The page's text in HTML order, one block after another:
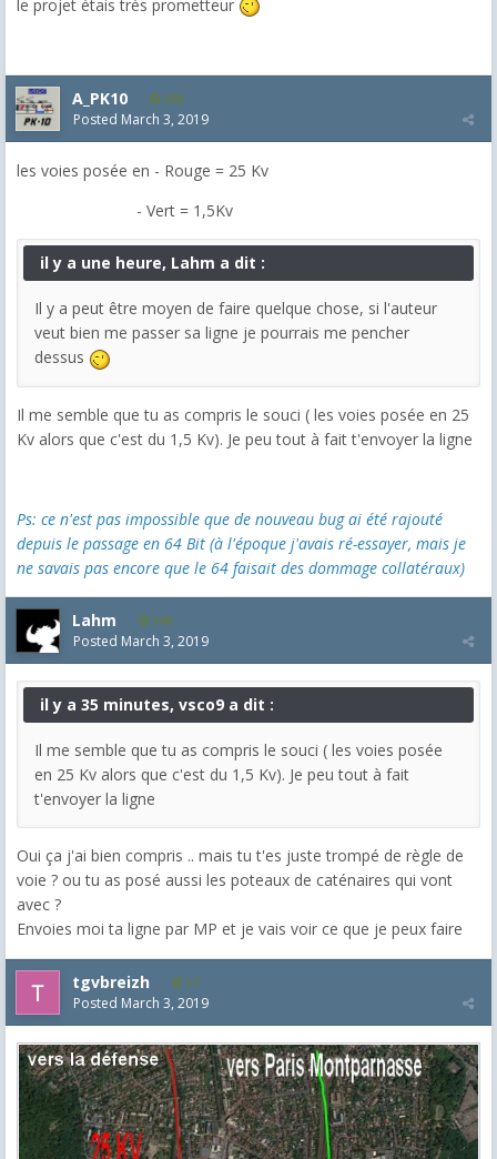
le projet étais très prometteur
A_PK10 509
Posted March 3, 2019
les voies posée en - Rouge = 25 Kv
- Vert = 1,5Kv
il y a une heure, Lahm a dit :
Il y a peut être moyen de faire quelque chose, si l'auteur
veut bien me passer sa ligne je pourrais me pencher
dessus
Il me semble que tu as compris le souci ( les voies posée en 25
Kv alors que c'est du 1,5 Kv). Je peu tout à fait t'envoyer la ligne
Ps: ce n'est pas impossible que de nouveau bug ai été rajouté
depuis le passage en 64 Bit (à l'époque j'avais ré-essayer, mais je
ne savais pas encore que le 64 faisait des dommage collatéraux)
Lahm 540
Posted March 3, 2019
il y a 35 minutes, vsco9 a dit :
Il me semble que tu as compris le souci ( les voies posée
en 25 Kv alors que c'est du 1,5 Kv). Je peu tout à fait
t'envoyer la ligne
Oui ça j'ai bien compris .. mais tu t'es juste trompé de règle de
voie ? ou tu as posé aussi les poteaux de caténaires qui vont
avec ?
Envoies moi ta ligne par MP et je vais voir ce que je peux faire
tgvbreizh 17
Posted March 3, 2019